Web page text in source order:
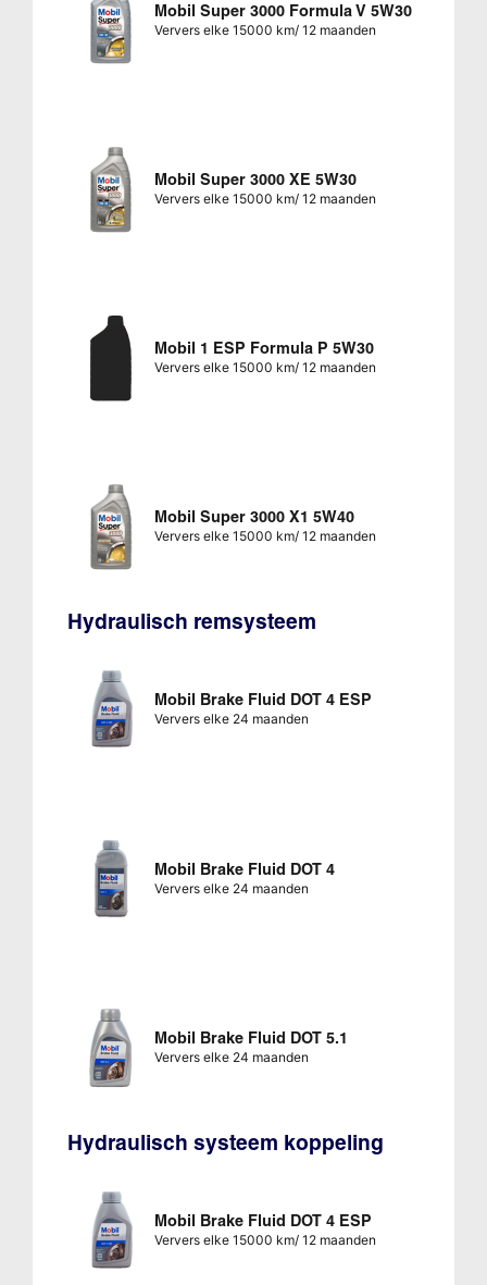
Mobil Super 3000 Formula V 5W30
Ververs elke 15000 km/ 12 maanden
Mobil Super 3000 XE 5W30
Ververs elke 15000 km/ 12 maanden
Mobil 1 ESP Formula P 5W30
Ververs elke 15000 km/ 12 maanden
Mobil Super 3000 X1 5W40
Ververs elke 15000 km/ 12 maanden
Hydraulisch remsysteem
Mobil Brake Fluid DOT 4 ESP
Ververs elke 24 maanden
Mobil Brake Fluid DOT 4
Ververs elke 24 maanden
Mobil Brake Fluid DOT 5.1
Ververs elke 24 maanden
Hydraulisch systeem koppeling
Mobil Brake Fluid DOT 4 ESP
Ververs elke 15000 km/ 12 maanden